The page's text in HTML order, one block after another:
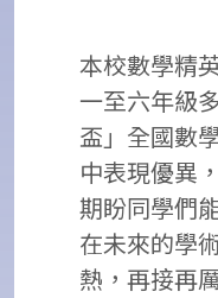
本校數學精
一至六年級
盃」全國數
中表現優異
期盼同學們
在未來的學
熱，再接再